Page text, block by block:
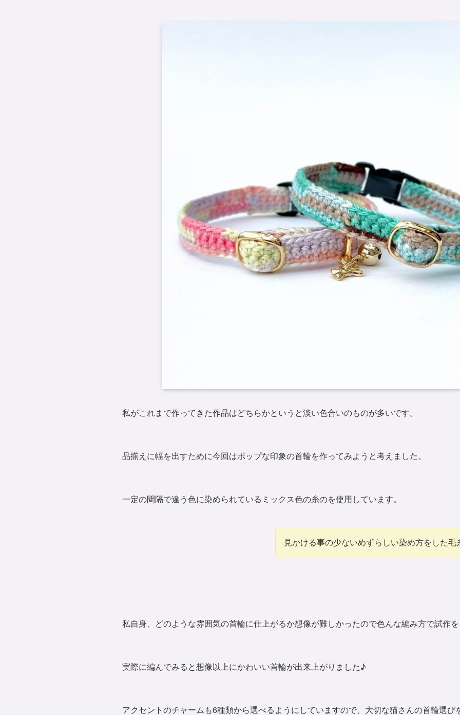
私がこれまで作ってきた作品はどちらかというと淡い色合いのものが多いです。
品揃えに幅を出すために今回はポップな印象の首輪を作ってみようと考えました。
一定の間隔で違う色に染められているミックス色の糸のを使用しています。
見かける事の少ないめずらしい染め方をした毛
私自身、どのような雰囲気の首輪に仕上がるか想像が難しかったので色んな編み方で試作
実際に編んでみると想像以上にかわいい首輪が出来上がりました♪
アクセントのチャームも6種類から選べるようにしていますので、大切な猫さんの首輪選